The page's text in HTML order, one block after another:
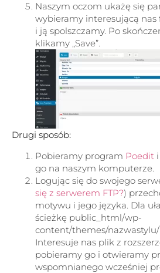
Naszym oczom ukażę się
wybieramy interesującą nas
i ją spolszczamy. Po
klikamy „Save”.
Drugi sposób:
Pobieramy program Poedit
go na naszym komputerze.
Logując się do swojego
się z serwerem FTP?)
motywu i jego języka. Dla
ścieżkę public_html/wp-
content/themes/
Interesuje nas plik z
pobieramy go i otwieramy
wspomnianego wcześniej